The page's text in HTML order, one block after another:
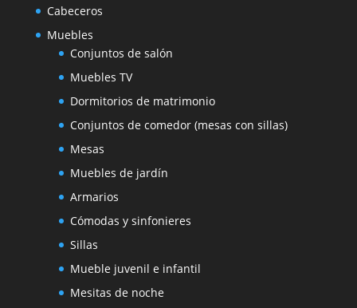
Cabeceros
Muebles
Conjuntos de salón
Muebles TV
Dormitorios de matrimonio
Conjuntos de comedor (mesas con sillas)
Mesas
Muebles de jardín
Armarios
Cómodas y sinfonieres
Sillas
Mueble juvenil e infantil
Mesitas de noche